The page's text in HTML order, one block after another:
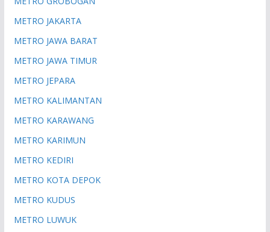
METRO JAKARTA
METRO JAWA BARAT
METRO JAWA TIMUR
METRO JEPARA
METRO KALIMANTAN
METRO KARAWANG
METRO KARIMUN
METRO KEDIRI
METRO KOTA DEPOK
METRO KUDUS
METRO LUWUK